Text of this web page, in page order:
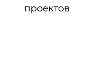
проектов